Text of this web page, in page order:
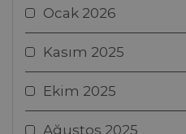
Ocak 2026
Kasım 2025
Ekim 2025
Ağustos 2025